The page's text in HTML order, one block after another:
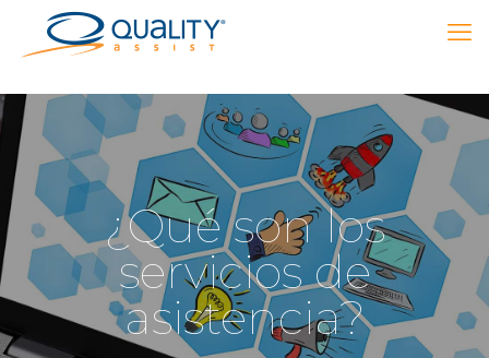
¿Qué son los
servicios de
asistencia?